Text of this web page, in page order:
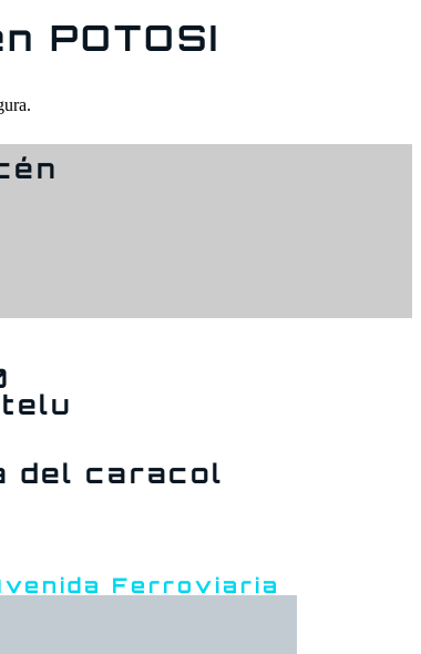
POTOSI
del caracol
Ferroviaria